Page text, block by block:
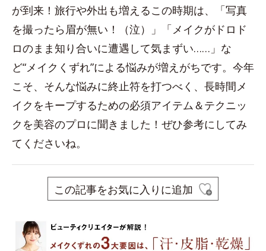
が到来！旅行や外出も増えるこの時期は、「写真
を撮ったら眉が無い！（泣）」「メイクがドロド
ロのまま知り合いに遭遇して気まずい……」な
ど“メイクくずれ”による悩みが増えがちです。今年
こそ、そんな悩みに終止符を打つべく、長時間メ
イクをキープするための必須アイテム＆テクニッ
クを美容のプロに聞きました！ぜひ参考にしてみ
てくださいね。
この記事をお気に入りに追加